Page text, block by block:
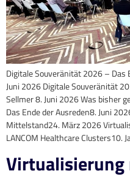
Digitale Souveränität 2026 – Das
Juni 2026 Digitale Souveränität
Sellmer 8. Juni 2026 Was bisher
Das Ende der Ausreden8. Juni
Mittelstand24. März 2026
LANCOM Healthcare Clusters10.